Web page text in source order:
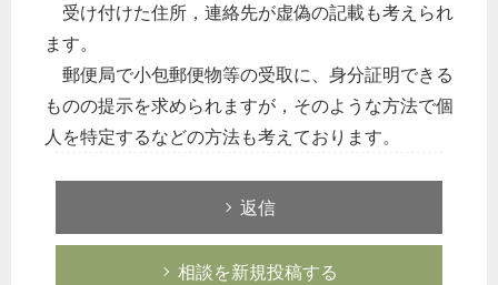
受け付けた住所，連絡先が虚偽の記載も考えられ
ます。
郵便局で小包郵便物等の受取に、身分証明できる
ものの提示を求められますが，そのような方法で個
人を特定するなどの方法も考えております。
返信
相談を新規投稿する